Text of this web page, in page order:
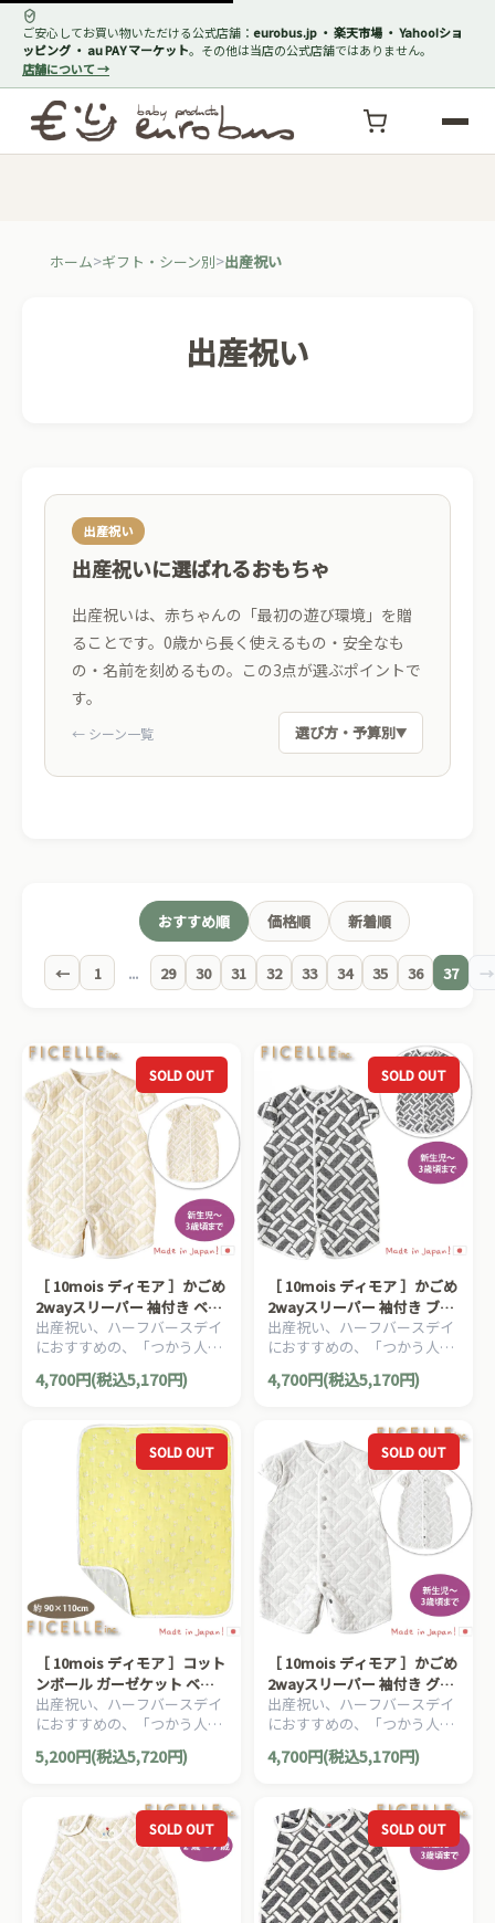
ご安心してお買い物いただける公式店舗： eurobus.jp ・ 楽天市場 ・ Yahoo!ショ
ッピング ・ au PAY マーケット。その他は当店の公式店舗ではありません。
店舗について →
ホーム ギフト・シーン別 出産祝い
出産祝い
出産祝い
出産祝いに選ばれるおもちゃ
出産祝いは、赤ちゃんの「最初の遊び環境」を贈
ることです。0歳から長く使えるもの・安全なも
の・名前を刻めるもの。この3点が選ぶポイントで
す。
← シーン一覧 選び方・予算別▼
舐めても安心な塗料を使用
✓ 名入れで特別感
世界に一つだけの贈りもの
予算から選ぶ
〜5,000円 → 5,000〜10,000円 →
10,000〜30,000円 → 30,000円以上
プロが教える出産祝いの選び方 →
ギフト診断はこちら →
おすすめ順 価格順 新着順
← 1 ... 29 30 31 32 33 34 35 36 37 →
SOLD OUT
［ 10mois ディモア ］かごめ
2wayスリーパー 袖付き ベー
ジュ ベビーサイズ ふくふく
ガーゼ 6重ガーゼ FICELLE フ
ィセル 日本製 新生児～3歳ご
ろまで
出産祝い、ハーフバースデイ
におすすめの、「つかう人が
本当に笑顔になれるモノ」を
大切に出産準備グッズ、
ビー用品です。
4,700円(税込5,170円)
SOLD OUT
［ 10mois ディモア ］かごめ
2wayスリーパー 袖付き ブラ
ック ベビーサイズ ふくふく
ガーゼ 6重ガーゼ FICELLE フ
ィセル 日本製 新生児～3歳ご
ろまで
出産祝い、ハーフバースデイ
におすすめの、「つかう人が
本当に笑顔になれるモノ」を
大切に出産準備グッズ、
4,700円(税込5,170円)
SOLD OUT
［ 10mois ディモア ］コット
ンボール ガーゼケット ベビ
ーサイズ ふくふくガーゼ 6重
ガーゼ FICELLE フィセル 日
本製 約90×110cm
出産祝い、ハーフバースデイ
におすすめの、「つかう人が
本当に笑顔になれるモノ」を
大切に出産準備グッズ、
5,200円(税込5,720円)
SOLD OUT
［ 10mois ディモア ］かごめ
2wayスリーパー 袖付き グレ
ー ベビーサイズ ふくふくガ
ーゼ 6重ガーゼ FICELLE フィ
セル 日本製 新生児～3歳ごろ
まで
出産祝い、ハーフバースデイ
におすすめの、「つかう人が
本当に笑顔になれるモノ」を
大切に出産準備グッズ、
ビー用品です。
4,700円(税込5,170円)
SOLD OUT SOLD OUT